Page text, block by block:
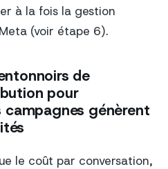
à la fois la gestion
(voir étape 6).
de
pour
campagnes génèrent
le coût par conversation,